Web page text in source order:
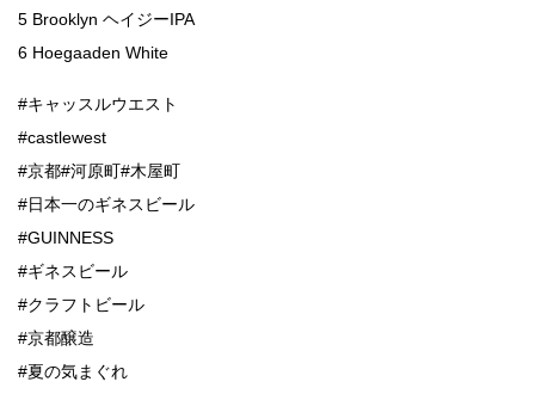
5 Brooklyn ヘイジーIPA
6 Hoegaaden White
#キャッスルウエスト
#castlewest
#京都#河原町#木屋町
#日本一のギネスビール
#GUINNESS
#ギネスビール
#クラフトビール
#京都醸造
#夏の気まぐれ